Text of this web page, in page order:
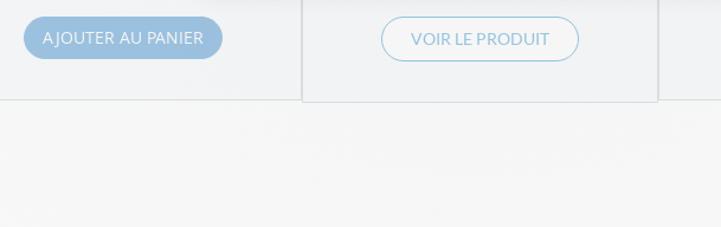
AJOUTER AU PANIER VOIR LE PRODUIT